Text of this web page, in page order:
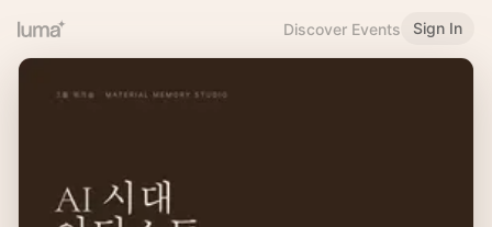
Discover Events Sign In